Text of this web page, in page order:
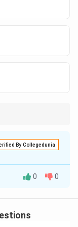
By Collegedunia
है जिसमें शब्द
0 0